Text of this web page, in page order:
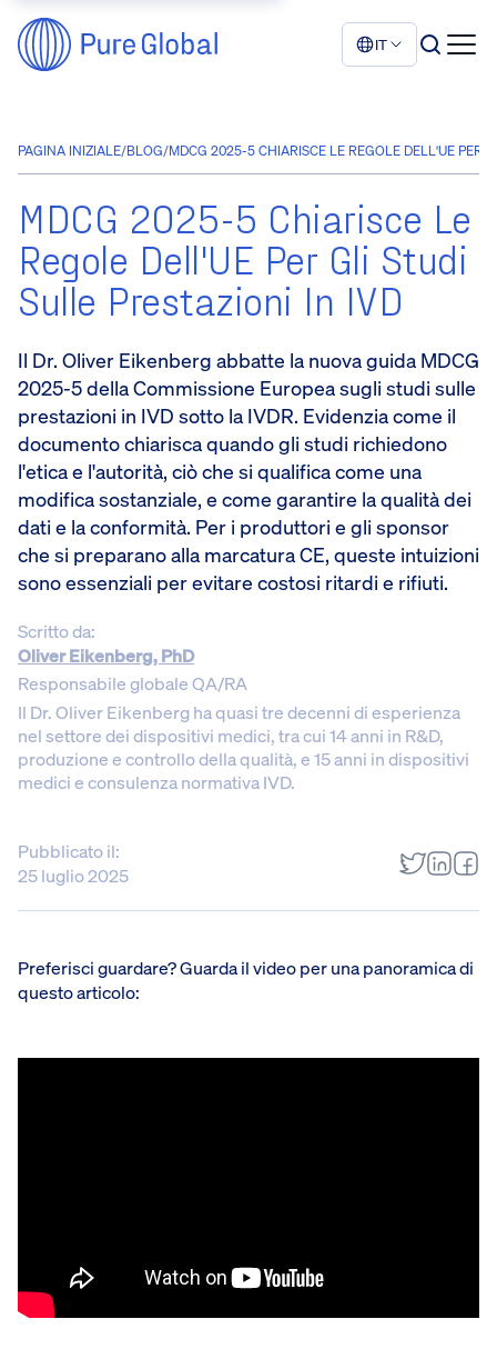
IT
PAGINA INIZIALE/BLOG/MDCG 2025-5 CHIARISCE LE REGOLE DELL'UE PER
MDCG 2025-5 Chiarisce Le
Regole Dell'UE Per Gli Studi
Sulle Prestazioni In IVD
Il Dr. Oliver Eikenberg abbatte la nuova guida MDCG
2025-5 della Commissione Europea sugli studi sulle
prestazioni in IVD sotto la IVDR. Evidenzia come il
documento chiarisca quando gli studi richiedono
l'etica e l'autorità, ciò che si qualifica come una
modifica sostanziale, e come garantire la qualità dei
dati e la conformità. Per i produttori e gli sponsor
che si preparano alla marcatura CE, queste intuizioni
sono essenziali per evitare costosi ritardi e rifiuti.
Scritto da:
Oliver Eikenberg, PhD
Responsabile globale QA/RA
Il Dr. Oliver Eikenberg ha quasi tre decenni di esperienza
nel settore dei dispositivi medici, tra cui 14 anni in R&D,
produzione e controllo della qualità, e 15 anni in dispositivi
medici e consulenza normativa IVD.
Pubblicato il:
25 luglio 2025
Preferisci guardare? Guarda il video per una panoramica di
questo articolo: